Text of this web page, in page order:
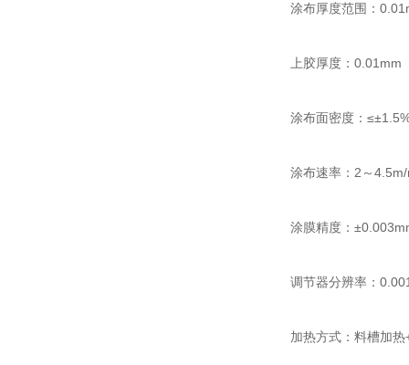
涂布厚度范围：
上胶厚度：0.01mm
涂布面密度：
涂布速率：2～
涂膜精度：
调节器分辨率：
加热方式：料槽加